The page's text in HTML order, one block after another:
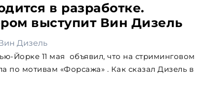
в разработке.
выступит Вин Дизель
Йорке 11 мая объявил, что на стриминговом
по мотивам «Форсажа» . Как сказал Дизель в